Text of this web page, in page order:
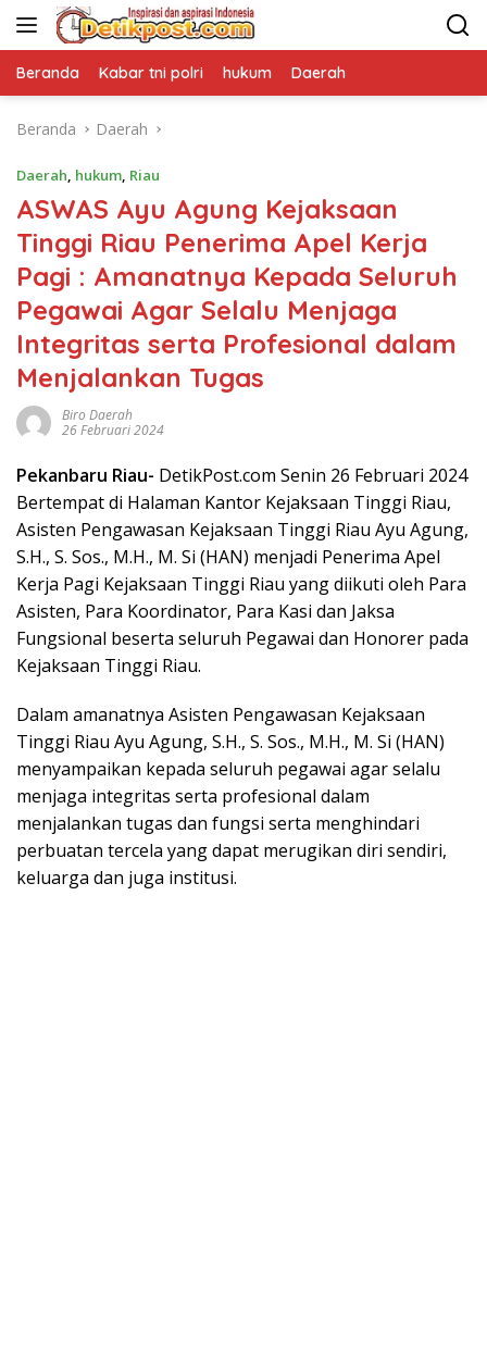
Langsung
Beranda Kabar tni polri hukum Daerah
Beranda Daerah
Daerah, hukum, Riau
ASWAS Ayu Agung Kejaksaan
Tinggi Riau Penerima Apel Kerja
Pagi : Amanatnya Kepada Seluruh
Pegawai Agar Selalu Menjaga
Integritas serta Profesional dalam
Menjalankan Tugas
Biro Daerah
26 Februari 2024
Pekanbaru Riau- DetikPost.com Senin 26 Februari 2024
Bertempat di Halaman Kantor Kejaksaan Tinggi Riau,
Asisten Pengawasan Kejaksaan Tinggi Riau Ayu Agung,
S.H., S. Sos., M.H., M. Si (HAN) menjadi Penerima Apel
Kerja Pagi Kejaksaan Tinggi Riau yang diikuti oleh Para
Asisten, Para Koordinator, Para Kasi dan Jaksa
Fungsional beserta seluruh Pegawai dan Honorer pada
Kejaksaan Tinggi Riau.
Dalam amanatnya Asisten Pengawasan Kejaksaan
Tinggi Riau Ayu Agung, S.H., S. Sos., M.H., M. Si (HAN)
menyampaikan kepada seluruh pegawai agar selalu
menjaga integritas serta profesional dalam
menjalankan tugas dan fungsi serta menghindari
perbuatan tercela yang dapat merugikan diri sendiri,
keluarga dan juga institusi.